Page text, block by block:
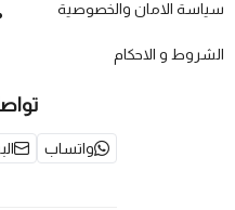
سياسة الامان والخصوصية
الشروط و الاحكام
واتساب